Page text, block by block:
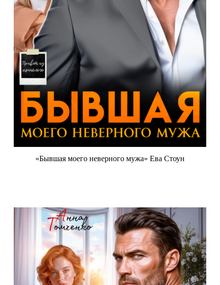
«Бывшая моего неверного мужа» Ева Стоун